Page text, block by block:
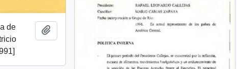
de